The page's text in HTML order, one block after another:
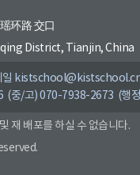
环路 交口
District, Tianjin, China
일
중/고) 070-7938-2673 (행
재 배포를 하실 수 없습니다.